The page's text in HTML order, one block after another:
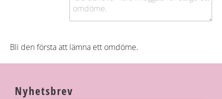
Bli den första att lämna ett omdöme.
Nyhetsbrev